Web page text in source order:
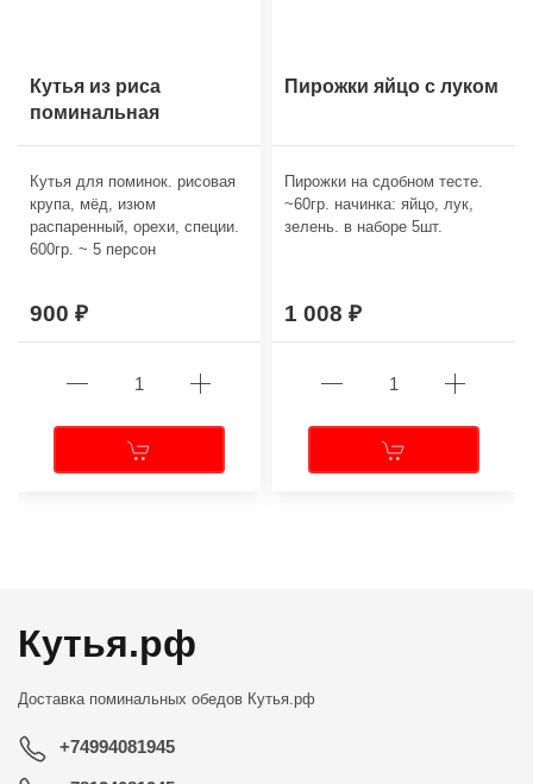
Кутья из риса
поминальная
Кутья для поминок. рисовая
крупа, мёд, изюм
распаренный, орехи, специи.
600гр. ~ 5 персон
900
Пирожки яйцо с луком
Пирожки на сдобном тесте.
~60гр. начинка: яйцо, лук,
зелень. в наборе 5шт.
1 008
Кутья.рф
Доставка поминальных обедов Кутья.рф
+74994081945